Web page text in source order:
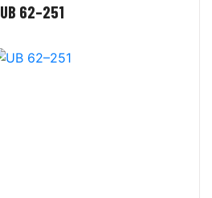
UB 62–251